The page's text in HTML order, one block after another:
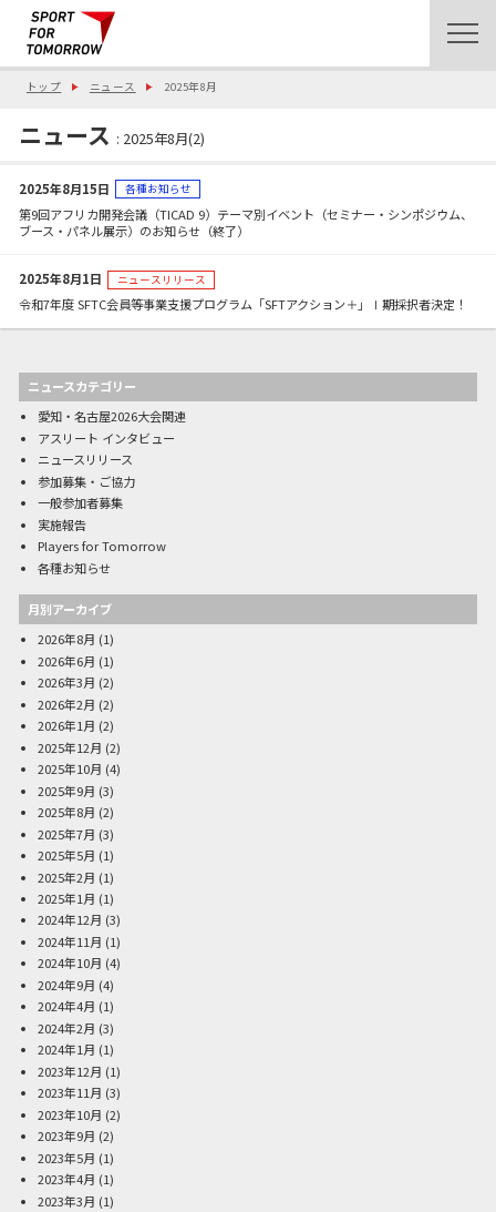
トップ ニュース 2025年8月
ニュース : 2025年8月(2)
2025年8月15日 各種お知らせ
第9回アフリカ開発会議（TICAD 9）テーマ別イベント（セミナー・シンポジウム、
ブース・パネル展示）のお知らせ（終了）
2025年8月1日 ニュースリリース
令和7年度 SFTC会員等事業支援プログラム「SFTアクション＋」Ⅰ期採択者決定！
ニュースカテゴリー
愛知・名古屋2026大会関連
アスリート インタビュー
ニュースリリース
参加募集・ご協力
一般参加者募集
実施報告
Players for Tomorrow
各種お知らせ
月別アーカイブ
2026年8月 (1)
2026年6月 (1)
2026年3月 (2)
2026年2月 (2)
2026年1月 (2)
2025年12月 (2)
2025年10月 (4)
2025年9月 (3)
2025年8月 (2)
2025年7月 (3)
2025年5月 (1)
2025年2月 (1)
2025年1月 (1)
2024年12月 (3)
2024年11月 (1)
2024年10月 (4)
2024年9月 (4)
2024年4月 (1)
2024年2月 (3)
2024年1月 (1)
2023年12月 (1)
2023年11月 (3)
2023年10月 (2)
2023年9月 (2)
2023年5月 (1)
2023年4月 (1)
2023年3月 (1)